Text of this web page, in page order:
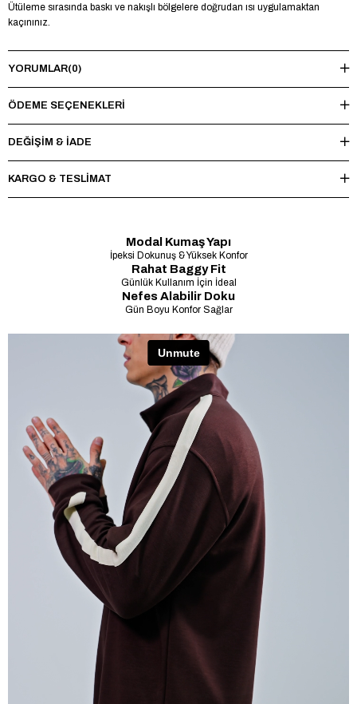
Ütüleme sırasında baskı ve nakışlı bölgelere doğrudan ısı uygulamaktan
kaçınınız.
YORUMLAR(0)
ÖDEME SEÇENEKLERI
DEĞİŞİM & İADE
KARGO & TESLİMAT
Modal Kumaş Yapı
İpeksi Dokunuş & Yüksek Konfor
Rahat Baggy Fit
Günlük Kullanım İçin İdeal
Nefes Alabilir Doku
Gün Boyu Konfor Sağlar